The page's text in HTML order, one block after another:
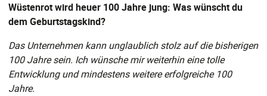
Wüstenrot wird heuer 100 Jahre jung: Was wünscht du
dem Geburtstagskind?
Das Unternehmen kann unglaublich stolz auf die bisherigen
100 Jahre sein. Ich wünsche mir weiterhin eine tolle
Entwicklung und mindestens weitere erfolgreiche 100
Jahre.